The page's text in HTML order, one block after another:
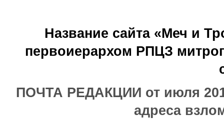
Название сайта «Меч и
первоиерархом РПЦЗ
ПОЧТА РЕДАКЦИИ от июля
адреса